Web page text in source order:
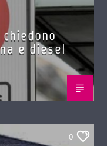
e diesel
0